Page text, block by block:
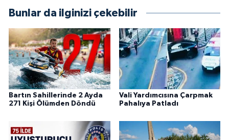
Bunlar da ilginizi çekebilir
Bartın Sahillerinde 2 Ayda
271 Kişi Ölümden Döndü
Vali Yardımcısına Çarpmak
Pahalıya Patladı